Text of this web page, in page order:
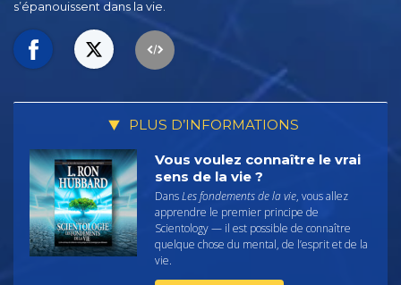
s’épanouissent dans la vie.
PLUS D’INFORMATIONS
Vous voulez connaître le vrai
sens de la vie ?
DansLes fondements de la vie, vous allez
apprendre le premier principe de
Scientology — il est possible de connaître
quelque chose du mental, de l’esprit et de la
vie.